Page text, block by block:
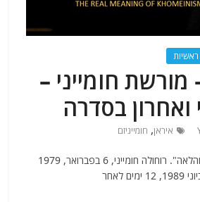
מורשת חומייני –
בסדרה
איראן, חומייניזם
"שרת את האומה מעתה והלאה". רוחולה חומייני, 6 בפברואר, 1979